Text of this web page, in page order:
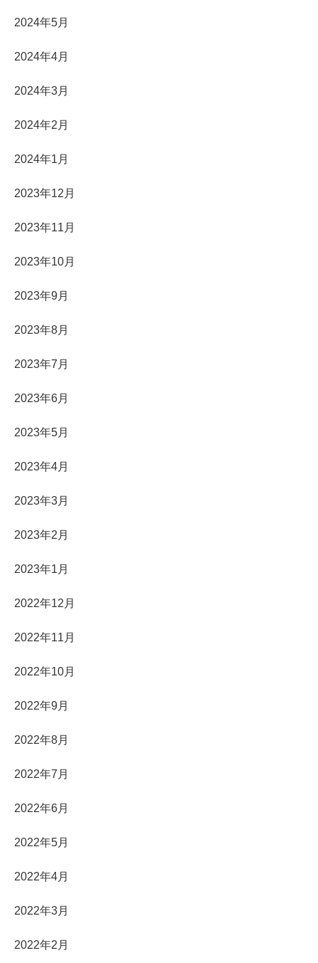
2024年5月
2024年4月
2024年3月
2024年2月
2024年1月
2023年12月
2023年11月
2023年10月
2023年9月
2023年8月
2023年7月
2023年6月
2023年5月
2023年4月
2023年3月
2023年2月
2023年1月
2022年12月
2022年11月
2022年10月
2022年9月
2022年8月
2022年7月
2022年6月
2022年5月
2022年4月
2022年3月
2022年2月